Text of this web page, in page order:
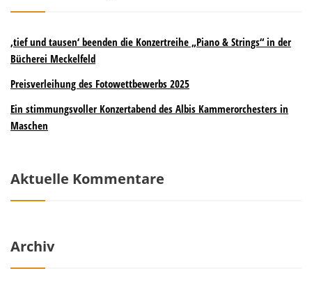
‚tief und tausen‘ beenden die Konzertreihe „Piano & Strings“ in der
Bücherei Meckelfeld
Preisverleihung des Fotowettbewerbs 2025
Ein stimmungsvoller Konzertabend des Albis Kammerorchesters in
Maschen
Aktuelle Kommentare
Archiv